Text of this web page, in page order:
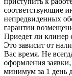
соответствующие
непредвиденных
гарантии
Приедет ли клинер
Это зависит от
Вас время. Не
оформления
минимум за 1 день